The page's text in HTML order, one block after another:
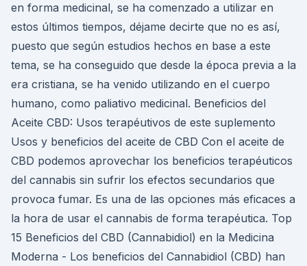
en forma medicinal, se ha comenzado a utilizar en
estos últimos tiempos, déjame decirte que no es así,
puesto que según estudios hechos en base a este
tema, se ha conseguido que desde la época previa a la
era cristiana, se ha venido utilizando en el cuerpo
humano, como paliativo medicinal. Beneficios del
Aceite CBD: Usos terapéutivos de este suplemento
Usos y beneficios del aceite de CBD Con el aceite de
CBD podemos aprovechar los beneficios terapéuticos
del cannabis sin sufrir los efectos secundarios que
provoca fumar. Es una de las opciones más eficaces a
la hora de usar el cannabis de forma terapéutica. Top
15 Beneficios del CBD (Cannabidiol) en la Medicina
Moderna - Los beneficios del Cannabidiol (CBD) han